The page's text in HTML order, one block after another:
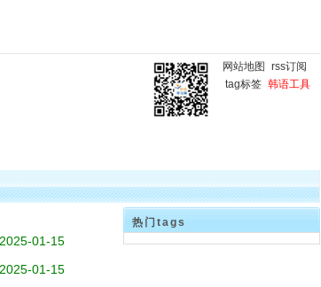
网站地图
rss订阅
tag标签 韩语工具
2025-01-15
2025-01-15
热门tags